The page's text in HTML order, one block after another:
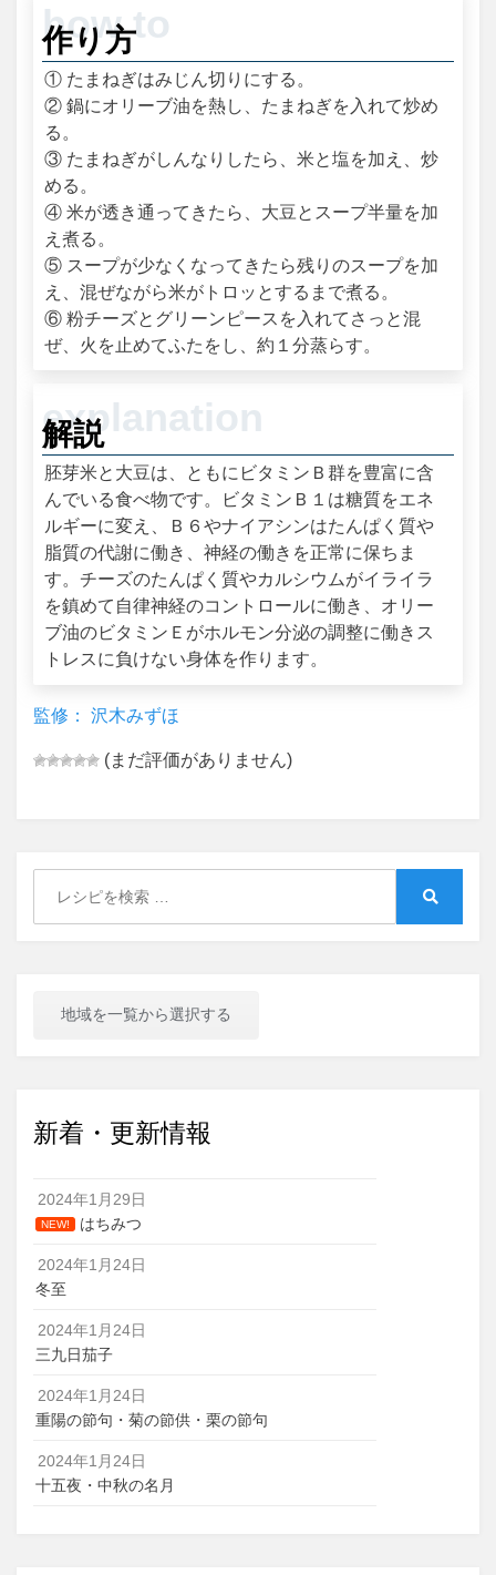
作り方
① たまねぎはみじん切りにする。
② 鍋にオリーブ油を熱し、たまねぎを入れて炒め
る。
③ たまねぎがしんなりしたら、米と塩を加え、炒
める。
④ 米が透き通ってきたら、大豆とスープ半量を加
え煮る。
⑤ スープが少なくなってきたら残りのスープを加
え、混ぜながら米がトロッとするまで煮る。
⑥ 粉チーズとグリーンピースを入れてさっと混
ぜ、火を止めてふたをし、約１分蒸らす。
解説
胚芽米と大豆は、ともにビタミンＢ群を豊富に含
んでいる食べ物です。ビタミンＢ１は糖質をエネ
ルギーに変え、Ｂ６やナイアシンはたんぱく質や
脂質の代謝に働き、神経の働きを正常に保ちま
す。チーズのたんぱく質やカルシウムがイライラ
を鎮めて自律神経のコントロールに働き、オリー
ブ油のビタミンＥがホルモン分泌の調整に働きス
トレスに負けない身体を作ります。
監修： 沢木みずほ
(まだ評価がありません)
地域を一覧から選択する
新着・更新情報
2024年1月29日
NEW! はちみつ
2024年1月24日
冬至
2024年1月24日
三九日茄子
2024年1月24日
重陽の節句・菊の節供・栗の節句
2024年1月24日
十五夜・中秋の名月